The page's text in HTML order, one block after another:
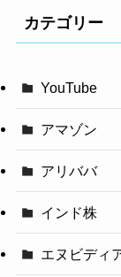
カテゴリー
YouTube
アマゾン
アリババ
インド株
エヌビディ